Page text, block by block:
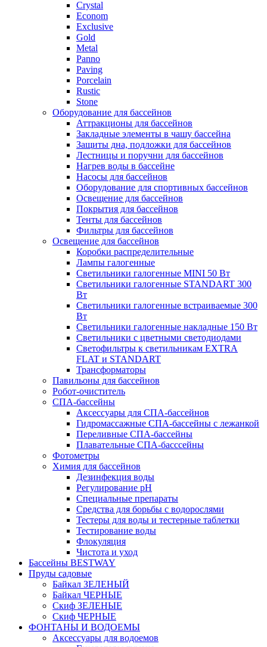
Crystal
Econom
Exclusive
Gold
Metal
Panno
Paving
Porcelain
Rustic
Stone
Оборудование для бассейнов
Аттракционы для бассейнов
Закладные элементы в чашу бассейна
Защиты дна, подложки для бассейнов
Лестницы и поручни для бассейнов
Нагрев воды в бассейне
Насосы для бассейнов
Оборудование для спортивных бассейнов
Освещение для бассейнов
Покрытия для бассейнов
Тенты для бассейнов
Фильтры для бассейнов
Освещение для бассейнов
Коробки распределительные
Лампы галогенные
Светильники галогенные MINI 50 Вт
Светильники галогенные STANDART 300
Вт
Светильники галогенные встраиваемые 300
Вт
Светильники галогенные накладные 150 Вт
Светильники с цветными светодиодами
Светофильтры к светильникам EXTRA
FLAT и STANDART
Трансформаторы
Павильоны для бассейнов
Робот-очиститель
СПА-бассейны
Аксессуары для СПА-бассейнов
Гидромассажные СПА-бассейны с лежанкой
Переливные СПА-бассейны
Плавательные СПА-басссейны
Фотометры
Химия для бассейнов
Дезинфекция воды
Регулирование pH
Специальные препараты
Средства для борьбы с водорослями
Тестеры для воды и тестерные таблетки
Тестирование воды
Флокуляция
Чистота и уход
Бассейны BESTWAY
Пруды садовые
Байкал ЗЕЛЕНЫЙ
Байкал ЧЕРНЫЕ
Скиф ЗЕЛЕНЫЕ
Скиф ЧЕРНЫЕ
ФОНТАНЫ И ВОДОЕМЫ
Аксессуары для водоемов